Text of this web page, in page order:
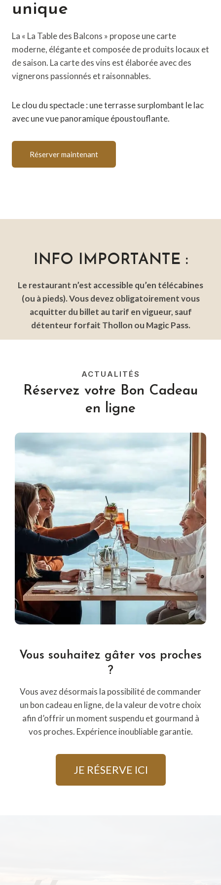
unique
La « La Table des Balcons » propose une carte
moderne, élégante et composée de produits locaux et
de saison. La carte des vins est élaborée avec des
vignerons passionnés et raisonnables.
Le clou du spectacle : une terrasse surplombant le lac
avec une vue panoramique époustouflante.
Réserver maintenant
INFO IMPORTANTE :
Le restaurant n’est accessible qu’en télécabines
(ou à pieds). Vous devez obligatoirement vous
acquitter du billet au tarif en vigueur, sauf
détenteur forfait Thollon ou Magic Pass.
ACTUALITÉS
Réservez votre Bon Cadeau
en ligne
Vous souhaitez gâter vos proches
?
Vous avez désormais la possibilité de commander
un bon cadeau en ligne, de la valeur de votre choix
afin d’offrir un moment suspendu et gourmand à
vos proches. Expérience inoubliable garantie.
JE RÉSERVE ICI